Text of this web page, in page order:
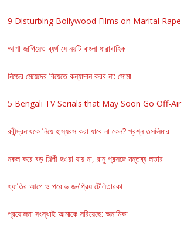
9 Disturbing Bollywood Films on Marital Rape
আশা জাগিয়েও ব্যর্থ যে নয়টি বাংলা ধারাবাহিক
নিজের মেয়েদের বিয়েতে কন্যাদান করব না: সোমা
5 Bengali TV Serials that May Soon Go Off-Air
রবীন্দ্রনাথকে নিয়ে হাস্যরস করা যাবে না কেন? প্রশ্ন তসলিমার
নকল করে বড় শিল্পী হওয়া যায় না, রানু প্রসঙ্গে মন্তব্য লতার
খ্যাতির আগে ও পরে ৬ জনপ্রিয় টেলিতারকা
প্রযোজনা সংস্থাই আমাকে সরিয়েছে: অনামিকা